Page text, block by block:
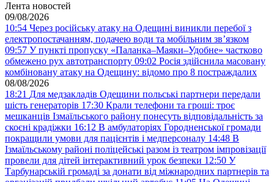
Лента новостей
09/08/2026
10:54 Через російську атаку на Одещині виникли перебої з
електропостачанням, подачею води та мобільним звʼязком
09:57 У пункті пропуску «Паланка–Маяки–Удобне» частково
обмежено рух автотранспорту 09:02 Росія здійснила масовану
комбіновану атаку на Одещину: відомо про 8 постраждалих
08/08/2026
18:21 Для медзакладів Одещини польські партнери передали
шість генераторів 17:30 Крали телефони та гроші: троє
мешканців Ізмаїльського району понесуть відповідальність за
скоєні крадіжки 16:12 В амбулаторіях Городненської громади
покращили умови для пацієнтів і медперсоналу 14:48 В
Ізмаїльському районі поліцейські разом із театром імпровізації
провели для дітей інтерактивний урок безпеки 12:50 У
Тарбунарській громаді за донати від міжнародних партнерів та